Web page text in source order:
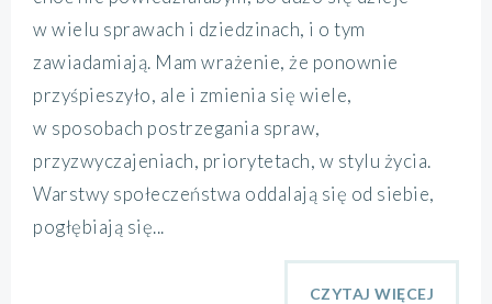
w wielu sprawach i dziedzinach, i o tym
zawiadamiają. Mam wrażenie, że ponownie
przyśpieszyło, ale i zmienia się wiele,
w sposobach postrzegania spraw,
przyzwyczajeniach, priorytetach, w stylu życia.
Warstwy społeczeństwa oddalają się od siebie,
pogłębiają się...
CZYTAJ WIĘCEJ